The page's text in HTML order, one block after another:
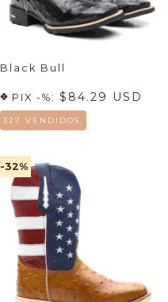
Black Bull
PIX -%: $84.29 USD
327 VENDIDOS.
-32%